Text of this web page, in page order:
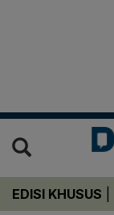
EDISI KHUSUS